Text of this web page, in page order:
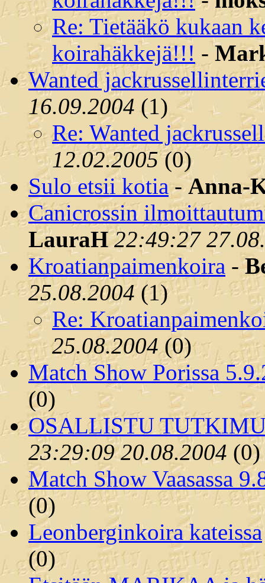
Re: Tietääkö kukaan
koirahäkkejä!!! -
Wanted
16.09.2004 (1)
Re: Wanted
12.02.2005(0)
Sulo etsii kotia-Anna-
Canicrossin
LauraH 22:49:27
Kroatianpaimenkoira -
25.08.2004(1)
Re:
25.08.2004(0)
Match Show Porissa
(0)
OSALLISTU
23:29:09 20.08.2004 (0)
Match Show Vaasassa
(0)
Leonberginkoira kateissa
(0)